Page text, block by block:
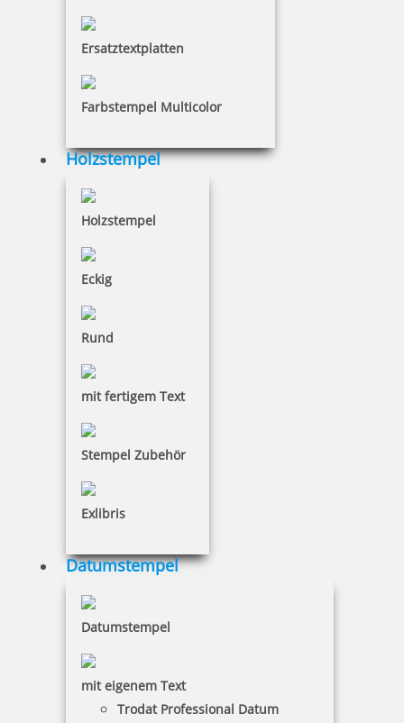
Ersatztextplatten
Farbstempel Multicolor
Holzstempel
Holzstempel
Eckig
Rund
mit fertigem Text
Stempel Zubehör
Exlibris
Datumstempel
Datumstempel
mit eigenem Text
Trodat Professional Datum
Bestellen
Trodat Professional 5030 4.0 Datumstempel 25 x 4 mm
37,56 €
29,08 €